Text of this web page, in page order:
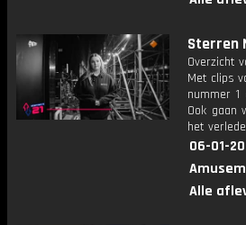
Sterren
Overzicht
Met clips
nummer
Ook gaan
het
06-01-
Alle